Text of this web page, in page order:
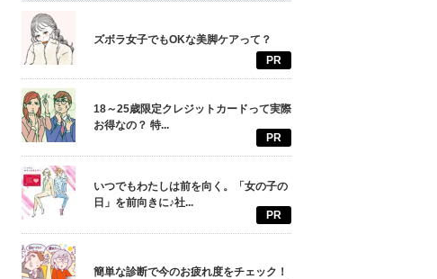
ズボラ女子でもOKな美脚ケアって？
PR
18～25歳限定クレジットカードって実際
お得なの？ 特...
PR
いつでもわたしは前を向く。「女の子の
日」を前向きに♪社...
PR
簡単な診断で今のお疲れ度をチェック！